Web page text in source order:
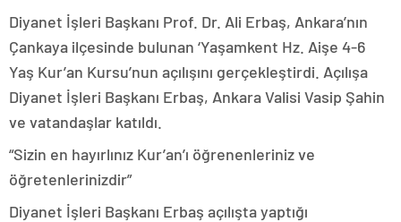
Diyanet İşleri Başkanı Prof. Dr. Ali Erbaş, Ankara’nın
Çankaya ilçesinde bulunan ‘Yaşamkent Hz. Aişe 4-6
Yaş Kur’an Kursu’nun açılışını gerçekleştirdi. Açılışa
Diyanet İşleri Başkanı Erbaş, Ankara Valisi Vasip Şahin
ve vatandaşlar katıldı.
“Sizin en hayırlınız Kur’an’ı öğrenenleriniz ve
öğretenlerinizdir”
Diyanet İşleri Başkanı Erbaş açılışta yaptığı